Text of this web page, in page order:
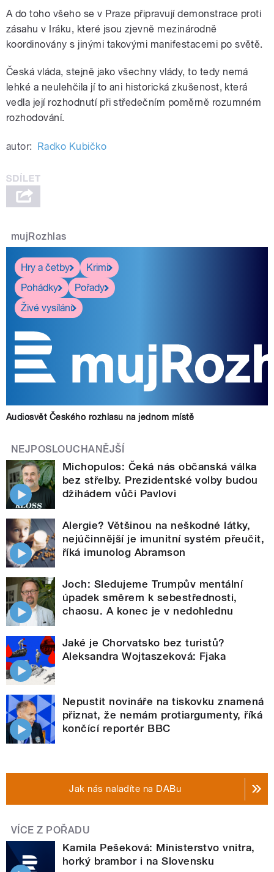
A do toho všeho se v Praze připravují demonstrace proti
zásahu v Iráku, které jsou zjevně mezinárodně
koordinovány s jinými takovými manifestacemi po světě.
Česká vláda, stejně jako všechny vlády, to tedy nemá
lehké a neulehčila jí to ani historická zkušenost, která
vedla její rozhodnutí při středečním poměrně rozumném
rozhodování.
autor: Radko Kubičko
mujRozhlas
Hry a četby
Krimi
Pohádky
Pořady
Živé vysílání
Audiosvět Českého rozhlasu na jednom místě
NEJPOSLOUCHANĚJŠÍ
Michopulos: Čeká nás občanská válka
bez střelby. Prezidentské volby budou
džihádem vůči Pavlovi
Alergie? Většinou na neškodné látky,
nejúčinnější je imunitní systém přeučit,
říká imunolog Abramson
Joch: Sledujeme Trumpův mentální
úpadek směrem k sebestřednosti,
chaosu. A konec je v nedohlednu
Jaké je Chorvatsko bez turistů?
Aleksandra Wojtaszeková: Fjaka
Nepustit novináře na tiskovku znamená
přiznat, že nemám protiargumenty, říká
končící reportér BBC
Jak nás naladíte na DABu
VÍCE Z POŘADU
Kamila Pešeková: Ministerstvo vnitra,
horký brambor i na Slovensku